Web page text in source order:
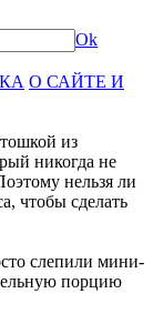
Ok
О САЙТЕ И
из
никогда не
нельзя ли
чтобы сделать
слепили мини-
порцию